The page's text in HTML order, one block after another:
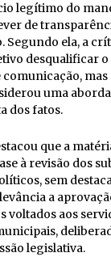
legítimo do
de
Segundo ela, a
desqualificar
comunicação,
uma
dos fatos.
que a
à revisão dos
sem
a
voltados aos
legislativa.